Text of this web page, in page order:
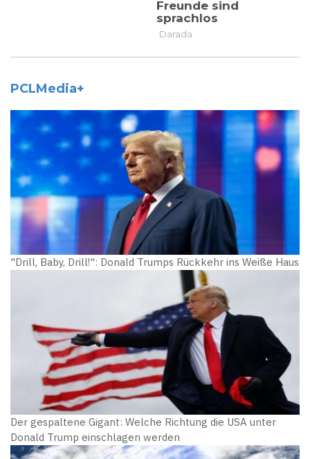
PCLMedia+
"Drill, Baby, Drill!": Donald Trumps Rückkehr ins Weiße Haus
Der gespaltene Gigant: Welche Richtung die USA unter
Donald Trump einschlagen werden